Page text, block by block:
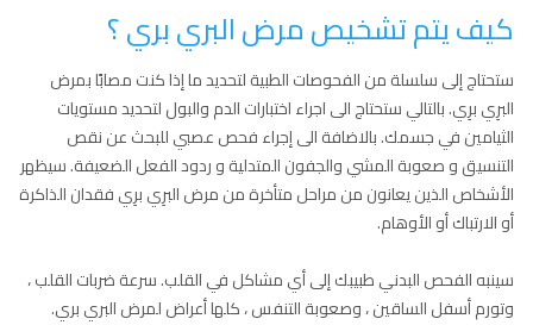
كيف يتم تشخيص مرض البري بري ؟
ستحتاج إلى سلسلة من الفحوصات الطبية لتحديد ما إذا كنت مصابًا بمرض
البرِي برِي. بالتالي ستحتاج الى اجراء اختبارات الدم والبول لتحديد مستويات
الثيامين في جسمك. بالاضافة الى إجراء فحص عصبي للبحث عن نقص
التنسيق و صعوبة المشي والجفون المتدلية و ردود الفعل الضعيفة. سيظهر
الأشخاص الذين يعانون من مراحل متأخرة من مرض البرِي برِي فقدان الذاكرة
أو الارتباك أو الأوهام.
سينبه الفحص البدني طبيبك إلى أي مشاكل في القلب. سرعة ضربات القلب ،
وتورم أسفل الساقين ، وصعوبة التنفس ، كلها أعراض لمرض البري بري.